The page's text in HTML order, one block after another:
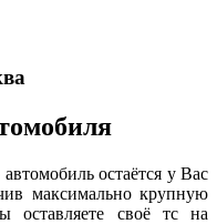
остаётся у Вас
максимально крупную
оставляете своё тс на